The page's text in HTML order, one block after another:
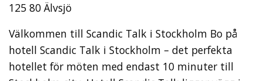
125 80 Älvsjö
Välkommen till Scandic Talk i Stockholm Bo på
hotell Scandic Talk i Stockholm – det perfekta
hotellet för möten med endast 10 minuter till